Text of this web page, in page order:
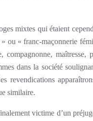
mixtes qui étaient
ou « franc-maçonnerie
compagnonne,
dans la société
revendications
similaire.
victime d’un